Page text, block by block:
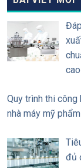
Quy trình thi công
nhà máy mỹ
đủ